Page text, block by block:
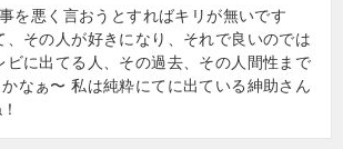
を悪く言おうとすればキリが無いです
、その人が好きになり、それで良いのでは
ビに出てる人、その過去、その人間性まで
なぁ〜 私は純粋にてに出ている紳助さん